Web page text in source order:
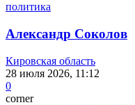
политика
Александр Соколов
Кировская область
28 июля 2026, 11:12
0
corner